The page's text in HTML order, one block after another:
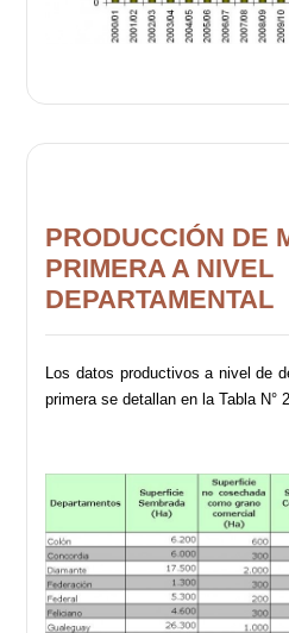
PRODUCCIÓN DE
PRIMERA A NIVEL
DEPARTAMENTAL
Los datos productivos a nivel de
primera se detallan en la Tabla N° 2.